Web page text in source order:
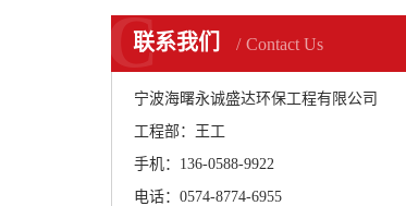
联系我们 Contact Us
C
宁波海曙永诚盛达环保工程有限公司
工程部：王工
手机：136-0588-9922
电话：0574-8774-6955